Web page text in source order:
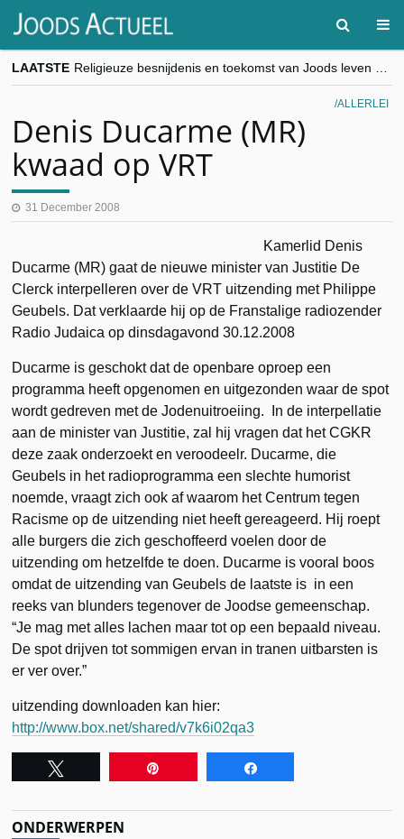
LAATSTE
“Besnijdenisdebat toont hoe moeilijk seculiere Westen minderheden begrijpt”, Jinnih Beels (Vooruit)
CITYTRIP | ROEMENIË – Boekarest: de verrassing van Oost-Europa
ALLERLEI
Denis Ducarme (MR)
kwaad op VRT
31 December 2008
Kamerlid Denis
Ducarme (MR) gaat de nieuwe minister van Justitie De
Clerck interpelleren over de VRT uitzending met Philippe
Geubels. Dat verklaarde hij op de Franstalige radiozender
Radio Judaica op dinsdagavond 30.12.2008
Ducarme is geschokt dat de openbare oproep een
programma heeft opgenomen en uitgezonden waar de spot
wordt gedreven met de Jodenuitroeiing. In de interpellatie
aan de minister van Justitie, zal hij vragen dat het CGKR
deze zaak onderzoekt en veroodeelr. Ducarme, die
Geubels in het radioprogramma een slechte humorist
noemde, vraagt zich ook af waarom het Centrum tegen
Racisme op de uitzending niet heeft gereageerd. Hij roept
alle burgers die zich geschoffeerd voelen door de
uitzending om hetzelfde te doen. Ducarme is vooral boos
omdat de uitzending van Geubels de laatste is in een
reeks van blunders tegenover de Joodse gemeenschap.
“Je mag met alles lachen maar tot op een bepaald niveau.
De spot drijven tot sommigen ervan in tranen uitbarsten is
er ver over.”
uitzending downloaden kan hier:
http://www.box.net/shared/v7k6i02qa3
ONDERWERPEN